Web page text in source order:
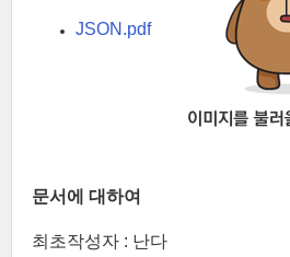
JSON.pdf
문서에 대하여
최초작성자 : 난다